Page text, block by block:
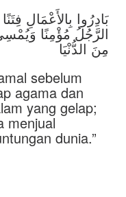
بَادِرُوا بِالأَعْمَالِ
الرَّجُلُ مُؤْمِنًا
مِنَ الدُّنْيَا
sebelum
agama dan
yang gelap;
menjual
dunia.”